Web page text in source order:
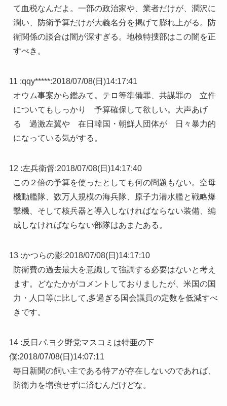
て血税なんだよ。一部の政治家や、業者だけが、潤沢に
潤い、防衛予算だけが大義名分を掲げて膨れ上がる。防
衛関係の談合は闇が深すぎる。地検特捜部はこの闇を正
すべき。
11 :qqy*****:2018/07/08(日)14:17:41
オウム事案から鑑みて。テロ等準備罪、共謀罪の 立件
についてもしっかり 予算確保して欲しい。大声あげ
る 過激左翼や 在日韓国・朝鮮人団体が 日々暴力的
になっている気がする。
12 :左兵衛督:2018/07/08(日)14:17:40
この２倍の予算を使ったとしても何の問題もない。空母
機動艦隊、数万人規模の海兵隊、原子力潜水艦と戦略爆
撃機、そして核兵器と導入しなければならない装備、編
成しなければならない部隊はあまたある。
13 :かつらの影:2018/07/08(日)14:17:10
防衛費の過去最大を意識して強調する必要はないと考え
ます。どなたかがコメントしておりましたが、米国の国
力・人口等に比して,多過ぎる国会議員の定数を低減すべ
きです。
14 :反日パ.ヨク野党マスコミは特亜の下
僕:2018/07/08(日)14:07:11
毎日新聞の飼い主である特アが存在しないのであれば、
防衛力を増強せずに済むんだけどな。